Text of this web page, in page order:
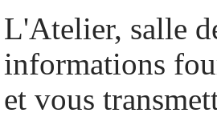
L'Atelier, salle
informations
et vous